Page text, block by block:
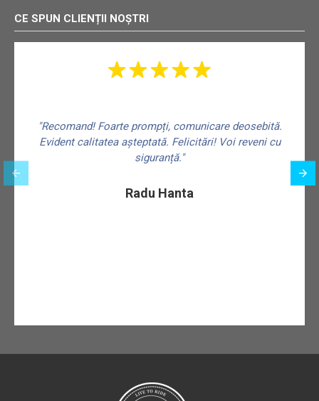
CE SPUN CLIENȚII NOȘTRI
"Recomand! Foarte prompți, comunicare deosebită.
Evident calitatea așteptată. Felicitări! Voi reveni cu
siguranță."
Radu Hanta